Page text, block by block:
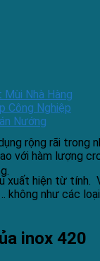
Nhà Hàng
Công Nghiệp
Nướng
rộng rãi trong
với hàm lượng
xuất hiện từ tính.
không như các
inox 420